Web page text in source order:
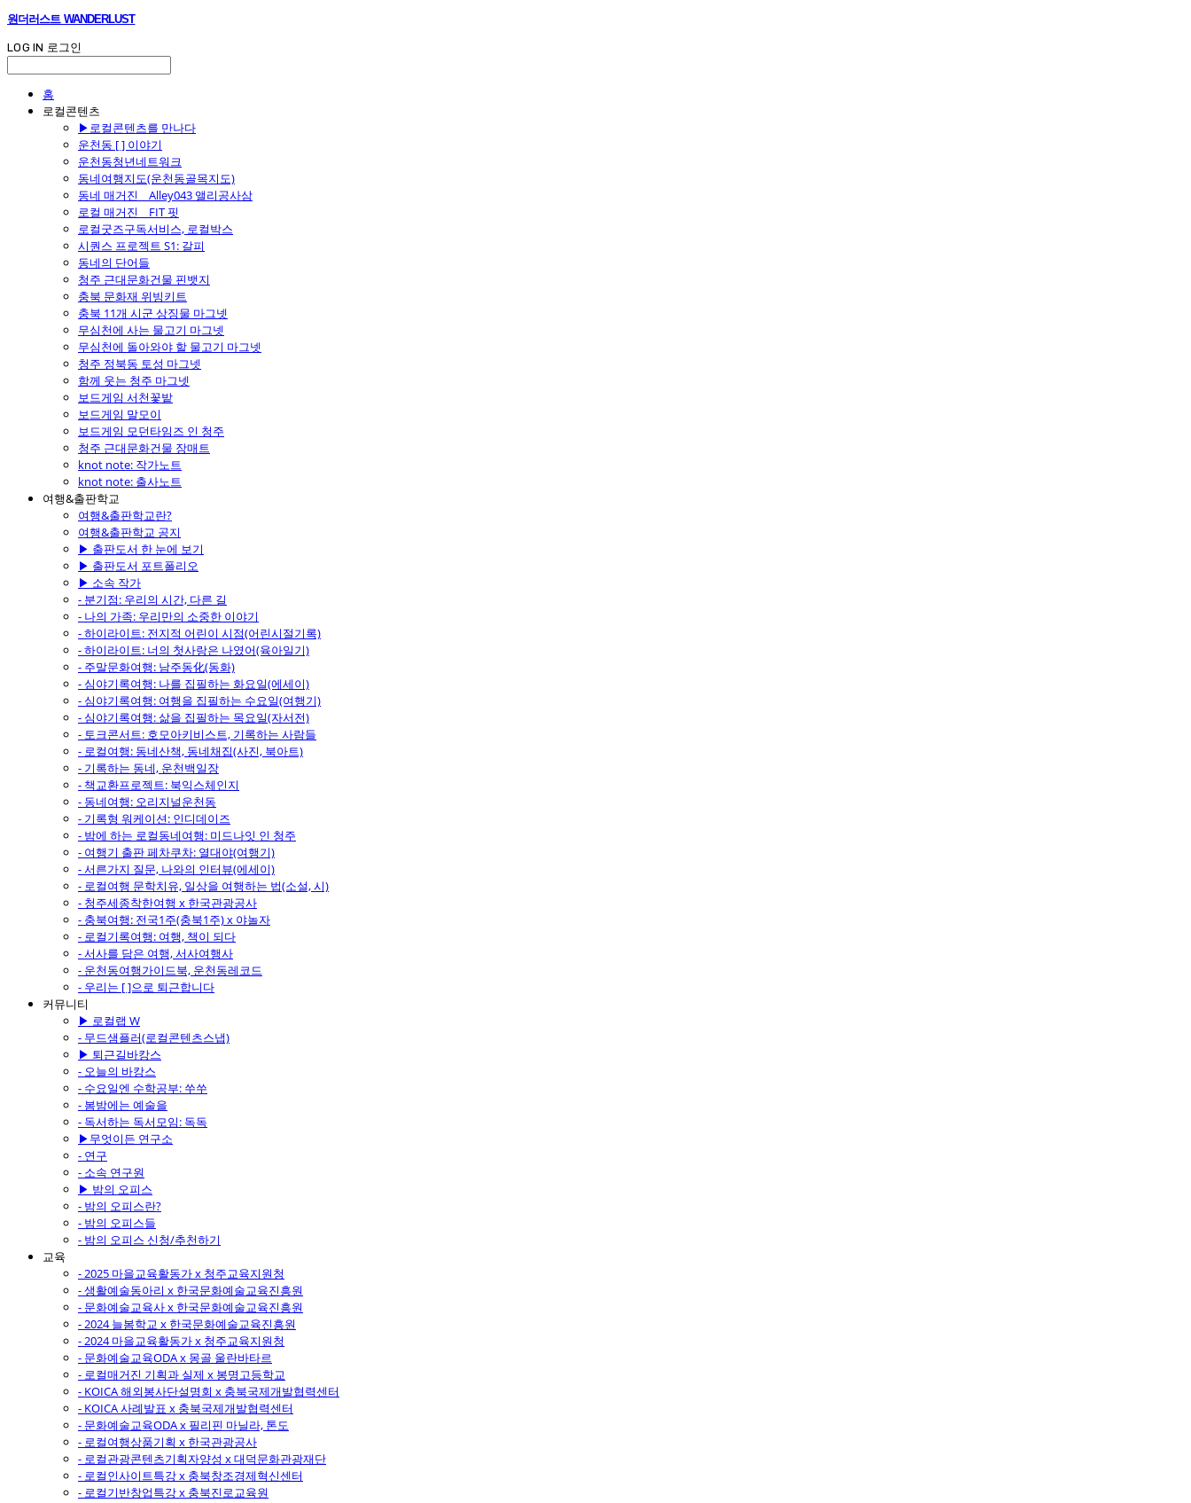
원더러스트 WANDERLUST
LOG IN 로그인
홈
로컬콘텐츠
▶로컬콘텐츠를 만나다
운천동 [ ] 이야기
운천동청년네트워크
동네여행지도(운천동골목지도)
동네 매거진 _ Alley043 앨리공사삼
로컬 매거진 _ FIT 핏
로컬굿즈구독서비스, 로컬박스
시퀀스 프로젝트 S1: 갈피
동네의 단어들
청주 근대문화건물 핀뱃지
충북 문화재 위빙키트
충북 11개 시군 상징물 마그넷
무심천에 사는 물고기 마그넷
무심천에 돌아와야 할 물고기 마그넷
청주 정북동 토성 마그넷
함께 웃는 청주 마그넷
보드게임 서천꽃밭
보드게임 말모이
보드게임 모던타임즈 인 청주
청주 근대문화건물 장매트
knot note: 작가노트
knot note: 출사노트
여행&출판학교
여행&출판학교란?
여행&출판학교 공지
▶ 출판도서 한 눈에 보기
▶ 출판도서 포트폴리오
▶ 소속 작가
- 분기점: 우리의 시간, 다른 길
- 나의 가족: 우리만의 소중한 이야기
- 하이라이트: 전지적 어린이 시점(어린시절기록)
- 하이라이트: 너의 첫사랑은 나였어(육아일기)
- 주말문화여행: 남주동化(동화)
- 심야기록여행: 나를 집필하는 화요일(에세이)
- 심야기록여행: 여행을 집필하는 수요일(여행기)
- 심야기록여행: 삶을 집필하는 목요일(자서전)
- 토크콘서트: 호모아키비스트, 기록하는 사람들
- 로컬여행: 동네산책, 동네채집(사진, 북아트)
- 기록하는 동네, 운천백일장
- 책교환프로젝트: 북익스체인지
- 동네여행: 오리지널운천동
- 기록형 워케이션: 인디데이즈
- 밤에 하는 로컬동네여행: 미드나잇 인 청주
- 여행기 출판 페차쿠차: 열대야(여행기)
- 서른가지 질문, 나와의 인터뷰(에세이)
- 로컬여행 문학치유, 일상을 여행하는 법(소설, 시)
- 청주세종착한여행 x 한국관광공사
- 충북여행: 전국1주(충북1주) x 야놀자
- 로컬기록여행: 여행, 책이 되다
- 서사를 담은 여행, 서사여행사
- 운천동여행가이드북, 운천동레코드
- 우리는 [ ]으로 퇴근합니다
커뮤니티
▶ 로컬랩 W
- 무드샘플러(로컬콘텐츠스냅)
▶ 퇴근길바캉스
- 오늘의 바캉스
- 수요일엔 수학공부: 쑤쑤
- 봄밤에는 예술을
- 독서하는 독서모임: 독독
▶무엇이든 연구소
- 연구
- 소속 연구원
▶ 밤의 오피스
- 밤의 오피스란?
- 밤의 오피스들
- 밤의 오피스 신청/추천하기
교육
- 2025 마을교육활동가 x 청주교육지원청
- 생활예술동아리 x 한국문화예술교육진흥원
- 문화예술교육사 x 한국문화예술교육진흥원
- 2024 늘봄학교 x 한국문화예술교육진흥원
- 2024 마을교육활동가 x 청주교육지원청
- 문화예술교육ODA x 몽골 울란바타르
- 로컬매거진 기획과 실제 x 봉명고등학교
- KOICA 해외봉사단설명회 x 충북국제개발협력센터
- KOICA 사례발표 x 충북국제개발협력센터
- 문화예술교육ODA x 필리핀 마닐라, 톤도
- 로컬여행상품기획 x 한국관광공사
- 로컬관광콘텐츠기획자양성 x 대덕문화관광재단
- 로컬인사이트특강 x 충북창조경제혁신센터
- 로컬기반창업특강 x 충북진로교육원